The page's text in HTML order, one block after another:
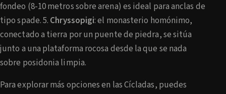
fondeo (8-10 metros sobre arena) es ideal para anclas de
tipo spade. 5. Chryssopigi: el monasterio homónimo,
conectado a tierra por un puente de piedra, se sitúa
junto a una plataforma rocosa desde la que se nada
sobre posidonia limpia.
Para explorar más opciones en las Cícladas, puedes